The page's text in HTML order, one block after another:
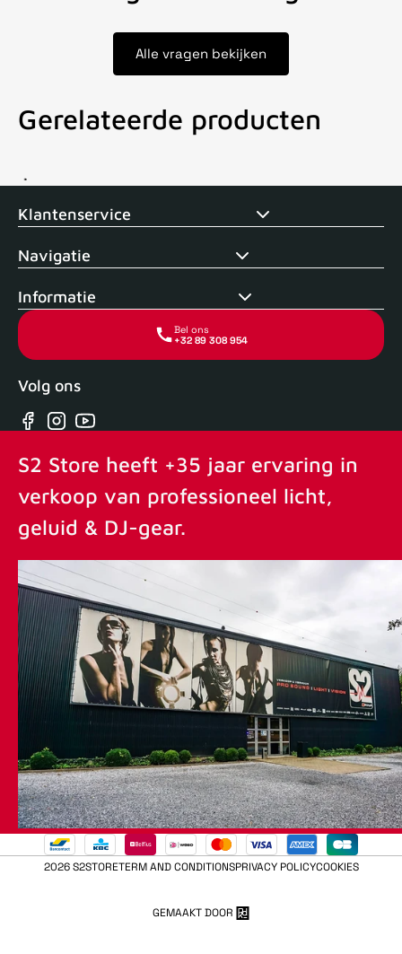
Alle vragen bekijken
Gerelateerde producten
Voor 15uur besteld, zelfde dag verstuurd Echte winkel +35
Klantenservice
Navigatie
Informatie
Bel ons
+32 89 308 954
Volg ons
Facebook
Instagram
YouTube
S2 Store heeft +35 jaar ervaring in
verkoop van professioneel licht,
geluid & DJ-gear.
2026 S2STORETERM AND CONDITIONSPRIVACY POLICYCOOKIES
GEMAAKT DOOR